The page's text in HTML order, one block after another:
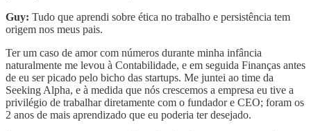
Guy: Tudo que aprendi sobre ética no trabalho e persistência tem
origem nos meus pais.
Ter um caso de amor com números durante minha infância
naturalmente me levou à Contabilidade, e em seguida Finanças antes
de eu ser picado pelo bicho das startups. Me juntei ao time da
Seeking Alpha, e à medida que nós crescemos a empresa eu tive a
privilégio de trabalhar diretamente com o fundador e CEO; foram os
2 anos de mais aprendizado que eu poderia ter desejado.